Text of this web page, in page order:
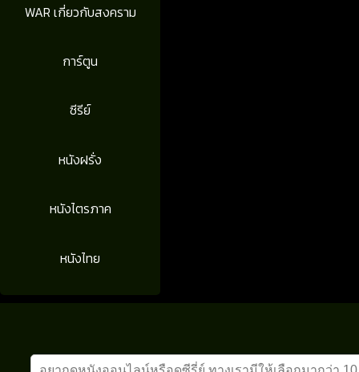
WAR เกี่ยวกับสงคราม
การ์ตูน
ซีรีย์
หนังฝรั่ง
หนังไตรภาค
หนังไทย